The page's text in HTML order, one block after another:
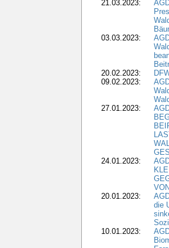
21.03.2023:
03.03.2023:
20.02.2023:
09.02.2023:
27.01.2023:
24.01.2023:
20.01.2023:
die
10.01.2023: